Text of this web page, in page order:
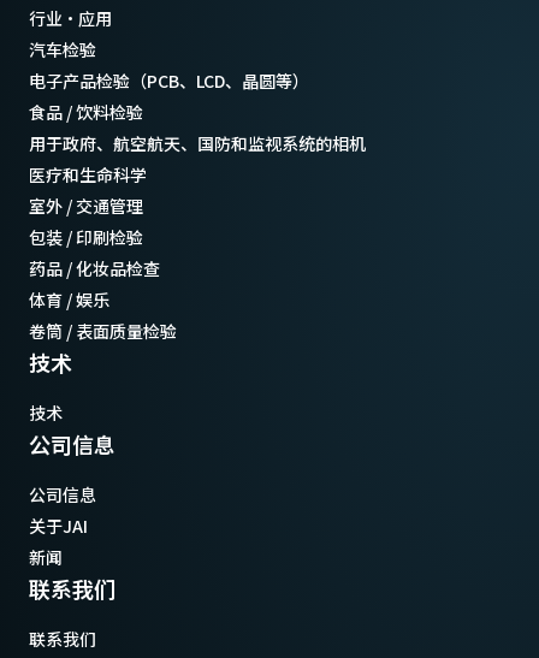
行业·应用
汽车检验
电子产品检验（PCB、LCD、晶圆等）
食品 / 饮料检验
用于政府、航空航天、国防和监视系统的相机
医疗和生命科学
室外 / 交通管理
包装 / 印刷检验
药品 / 化妆品检查
体育 / 娱乐
卷筒 / 表面质量检验
技术
技术
公司信息
公司信息
关于JAI
新闻
联系我们
联系我们